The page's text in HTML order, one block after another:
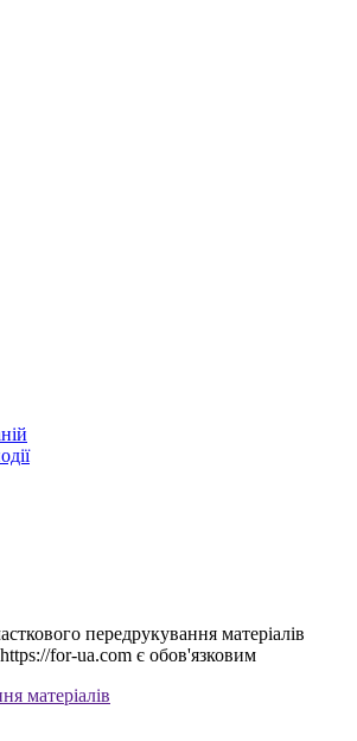
передрукування матеріалів
for-ua.com є обов'язковим
матеріалів